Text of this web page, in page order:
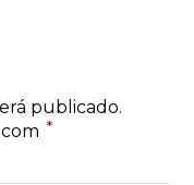
publicado.
*